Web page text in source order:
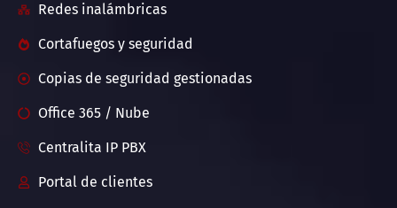
Redes inalámbricas
Cortafuegos y seguridad
Copias de seguridad gestionadas
Office 365 / Nube
Centralita IP PBX
Portal de clientes